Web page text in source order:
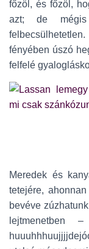
főzöl, és főzöl,
azt; de
felbecsülhetetlen.
fényében úszó
felfelé
Meredek és
tetejére,
bevéve
lejtmenetben